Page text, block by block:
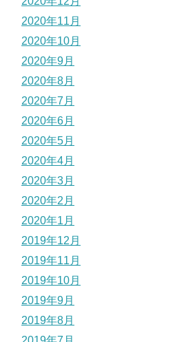
2020年11月
2020年10月
2020年9月
2020年8月
2020年7月
2020年6月
2020年5月
2020年4月
2020年3月
2020年2月
2020年1月
2019年12月
2019年11月
2019年10月
2019年9月
2019年8月